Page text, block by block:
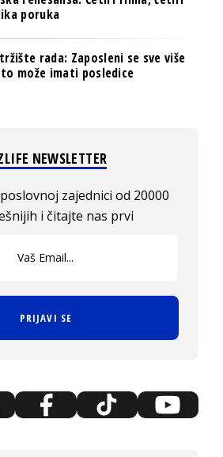
poruka
rada: Zaposleni se sve više
može imati posledice
NEWSLETTER
zajednici od 20000
i čitajte nas prvi
PRIJAVI SE